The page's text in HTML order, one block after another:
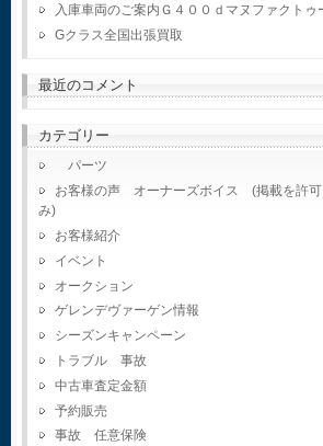
入庫車両のご案内Ｇ４００ｄマヌファクトゥ
Gクラス全国出張買取
最近のコメント
カテゴリー
パーツ
お客様の声 オーナーズボイス (掲載を許可
み)
お客様紹介
イベント
オークション
ゲレンデヴァーゲン情報
シーズンキャンペーン
トラブル 事故
中古車査定金額
予約販売
事故 任意保険